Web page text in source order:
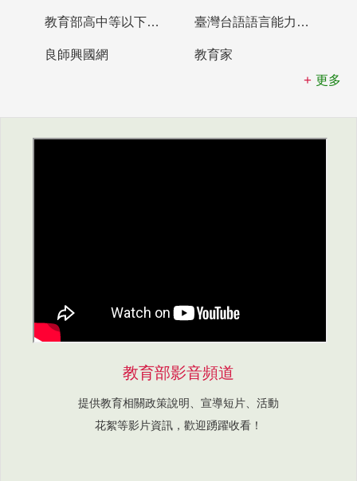
教育部高中等以下學校及幼兒園教師資格檢定考試 臺灣台語語言能力認證網站
良師興國網
教育家
更多
教育部影音頻道
提供教育相關政策說明、宣導短片、活動
花絮等影片資訊，歡迎踴躍收看！